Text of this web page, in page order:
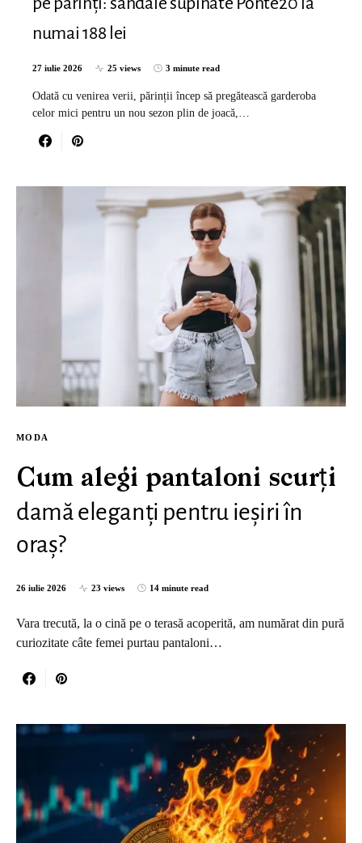
numai 188 lei
27 iulie 2026 25 views 3 minute read
Odată cu venirea verii, părinții încep să pregătească garderoba
celor mici pentru un nou sezon plin de joacă,…
MODA
Cum alegi pantaloni scurți
damă eleganți pentru ieșiri în
oraș?
26 iulie 2026 23 views 14 minute read
Vara trecută, la o cină pe o terasă acoperită, am numărat din pură
curiozitate câte femei purtau pantaloni…